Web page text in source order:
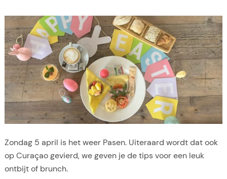
r
d
a
g
o
p
C
u
r
c
a
o
Zondag 5 april is het weer Pasen. Uiteraard wordt dat ook
op Curaçao gevierd, we geven je de tips voor een leuk
ontbijt of brunch.